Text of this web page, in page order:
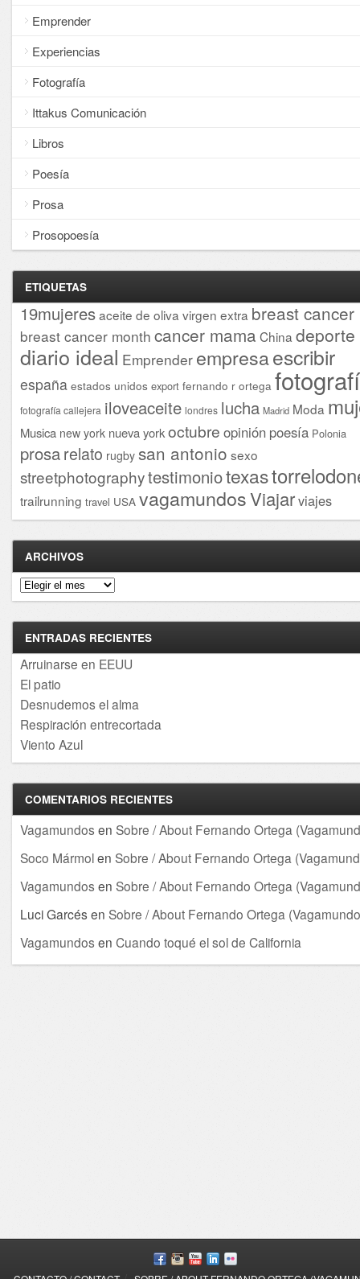
Emprender
Experiencias
Fotografía
Ittakus Comunicación
Libros
Poesía
Prosa
Prosopoesía
ETIQUETAS
19mujeresaceite de oliva virgen extra breast cancer
breast cancer month cancer mama China deporte
diario ideal Emprender empresaescribir
españa estados unidos export fernando r ortega
fotografía callejera iloveaceite londres lucha Madrid Moda
Musica new york nueva yorkoctubre opinión poesía Polonia
prosarelato rugby san antonio sexo
streetphotographytestimoniotexas
trailrunning travel USA vagamundosViajarviajes
ARCHIVOS
Archivos
ENTRADAS RECIENTES
Arruinarse en EEUU
El patio
Desnudemos el alma
Respiración entrecortada
Viento Azul
COMENTARIOS RECIENTES
Vagamundos en Sobre / About Fernando Ortega
Soco Mármolen Sobre / About Fernando Ortega
Vagamundos en Sobre / About Fernando Ortega
Luci Garcés en Sobre / About Fernando Ortega
Vagamundos en Cuando toqué el sol de California